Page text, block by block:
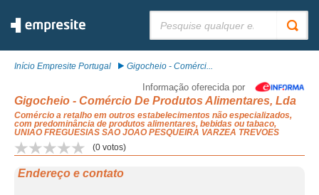
Início Empresite Portugal Gigocheio - Comérci...
Informação oferecida por
Gigocheio - Comércio De Produtos Alimentares, Lda
Comércio a retalho em outros estabelecimentos não especializados,
com predominância de produtos alimentares, bebidas ou tabaco,
UNIAO FREGUESIAS SAO JOAO PESQUEIRA VARZEA TREVOES
(0 votos)
Endereço e contato